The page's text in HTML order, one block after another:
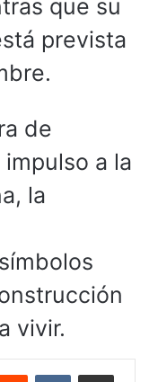
que su
prevista
de
a la
la
vivir.
Reddit VKontakteCompartir por